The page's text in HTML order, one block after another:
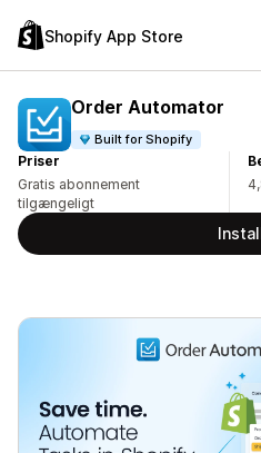
Shopify App Store
Order Automator
Built for Shopify
Priser
Gratis abonnement
tilgængeligt